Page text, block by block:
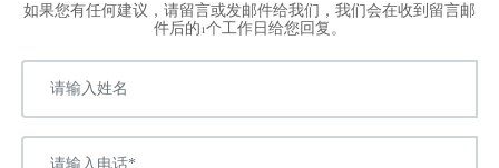
如果您有任何建议，请留言或发邮件给我们，我们会在收到留言邮
件后的1个工作日给您回复。